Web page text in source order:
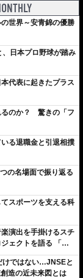
世界～安青錦の優勝
、日本プロ野球が踏み
代表に起きたプラス
るのか？ 驚きの「フ
る退職金と引退相撲
の名場面で振り返る
スポーツを支える科
演出を手掛けるスチ
ェクトを語る 「楽
線だから」
けではない…JNSEと
造の近未来図とは